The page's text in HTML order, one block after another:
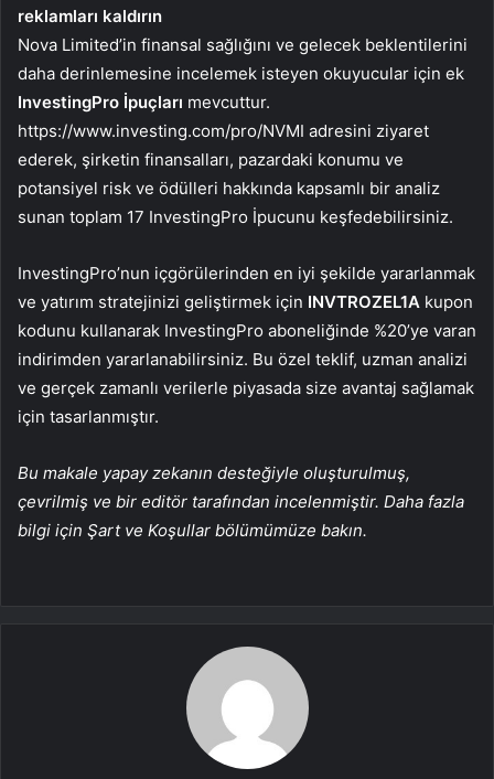
reklamları kaldırın
Nova Limited’in finansal sağlığını ve gelecek beklentilerini
daha derinlemesine incelemek isteyen okuyucular için ek
InvestingPro İpuçları mevcuttur.
https://www.investing.com/pro/NVMI adresini ziyaret
ederek, şirketin finansalları, pazardaki konumu ve
potansiyel risk ve ödülleri hakkında kapsamlı bir analiz
sunan toplam 17 InvestingPro İpucunu keşfedebilirsiniz.
InvestingPro’nun içgörülerinden en iyi şekilde yararlanmak
ve yatırım stratejinizi geliştirmek için INVTROZEL1A kupon
kodunu kullanarak InvestingPro aboneliğinde %20’ye varan
indirimden yararlanabilirsiniz. Bu özel teklif, uzman analizi
ve gerçek zamanlı verilerle piyasada size avantaj sağlamak
için tasarlanmıştır.
Bu makale yapay zekanın desteğiyle oluşturulmuş,
çevrilmiş ve bir editör tarafından incelenmiştir. Daha fazla
bilgi için Şart ve Koşullar bölümümüze bakın.